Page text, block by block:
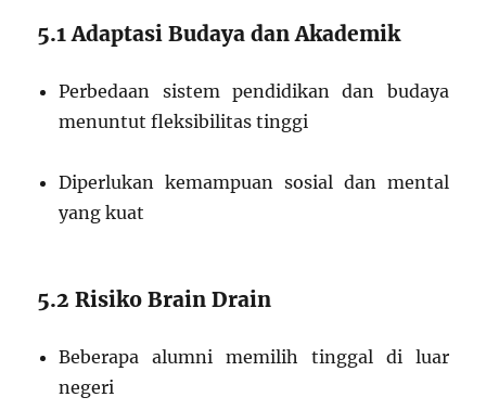
5.1 Adaptasi Budaya dan Akademik
Perbedaan sistem pendidikan dan budaya
menuntut fleksibilitas tinggi
Diperlukan kemampuan sosial dan mental
yang kuat
5.2 Risiko Brain Drain
Beberapa alumni memilih tinggal di luar
negeri